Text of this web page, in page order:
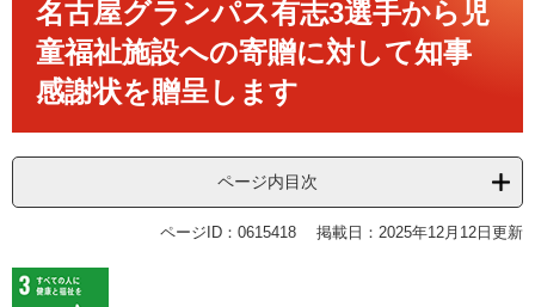
名古屋グランパス有志3選手から児
童福祉施設への寄贈に対して知事
感謝状を贈呈します
ページ内目次
ページID：0615418 掲載日：2025年12月12日更新